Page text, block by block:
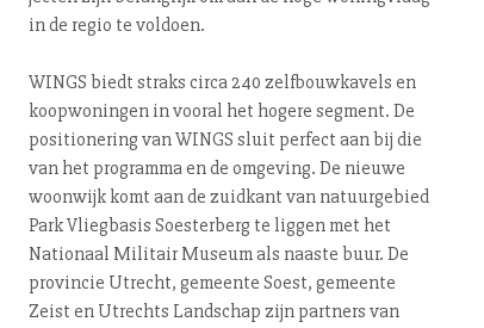
in de regio te voldoen.
WINGS biedt straks circa 240 zelf­bouw­ka­vels en
koop­wo­nin­gen in vooral het hogere segment. De
po­si­ti­o­ne­ring van WINGS sluit perfect aan bij die
van het programma en de omgeving. De nieuwe
woonwijk komt aan de zuidkant van na­tuur­ge­bied
Park Vliegbasis Soesterberg te liggen met het
Nationaal Militair Museum als naaste buur. De
provincie Utrecht, gemeente Soest, gemeente
Zeist en Utrechts Landschap zijn partners van